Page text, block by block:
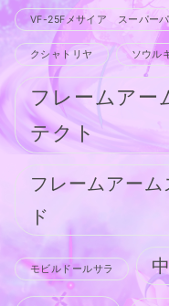
VF-25Fメサイア スーパー
クシャトリヤ ソウル
フレームア
テクト
フレームアー
ド
モビルドールサラ